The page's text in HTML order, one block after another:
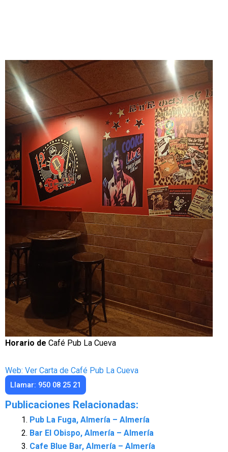
Horario de Café Pub La Cueva
Web: Ver Carta de Café Pub La Cueva
Llamar: 950 08 25 21
Publicaciones Relacionadas:
Pub La Fuga, Almería – Almería
Bar El Obispo, Almería – Almería
Cafe Blue Bar, Almería – Almería